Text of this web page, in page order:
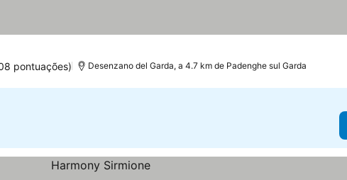
pontuações) Desenzano del Garda, a 4.7 km de Padenghe sul Garda